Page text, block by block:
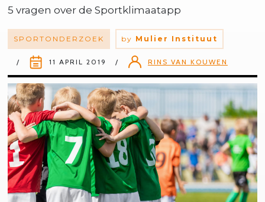
5 vragen over de Sportklimaatapp
SPORTONDERZOEK by Mulier Instituut
11 APRIL 2019 RINS VAN KOUWEN